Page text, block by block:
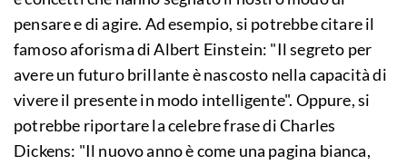
pensare e di agire. Ad esempio, si potrebbe citare il
famoso aforisma di Albert Einstein: "Il segreto per
avere un futuro brillante è nascosto nella capacità di
vivere il presente in modo intelligente". Oppure, si
potrebbe riportare la celebre frase di Charles
Dickens: "Il nuovo anno è come una pagina bianca,